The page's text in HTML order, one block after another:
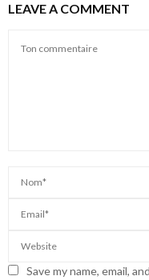
LEAVE A COMMENT
Save my name, email,